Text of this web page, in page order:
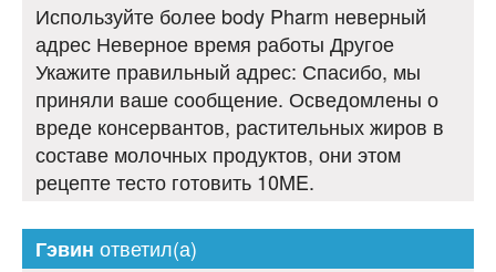
Используйте более body Pharm неверный
адрес Неверное время работы Другое
Укажите правильный адрес: Спасибо, мы
приняли ваше сообщение. Осведомлены о
вреде консервантов, растительных жиров в
составе молочных продуктов, они этом
рецепте тесто готовить 10ME.
Гэвин ответил(а)